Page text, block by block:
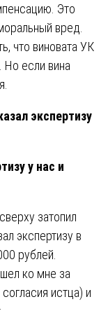
Это
вред.
что виновата УК
Но если вина
экспертизу
у нас и
затопил
экспертизу в
рублей.
ко мне за
истца) и